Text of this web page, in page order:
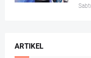
ARTIKEL